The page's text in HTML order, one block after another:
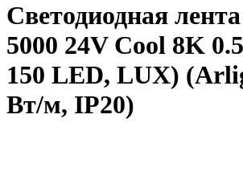
Светодиодная
5000 24V Cool 8K
150 LED, LUX)
Вт/м, IP20)